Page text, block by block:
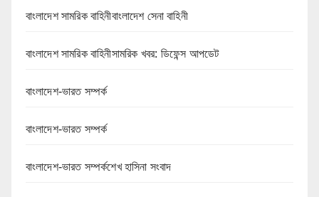
বাংলাদেশ সামরিক বাহিনীবাংলাদেশ সেনা বাহিনী
বাংলাদেশ সামরিক বাহিনীসামরিক খবর: ডিফেন্স আপডেট
বাংলাদেশ-ভারত সম্পর্ক
বাংলাদেশ-ভারত সম্পর্ক
বাংলাদেশ-ভারত সম্পর্কশেখ হাসিনা সংবাদ